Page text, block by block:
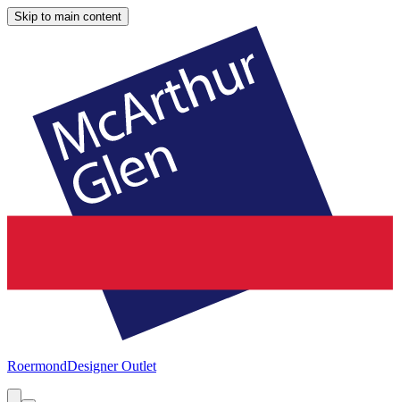
Skip to main content
RoermondDesigner Outlet